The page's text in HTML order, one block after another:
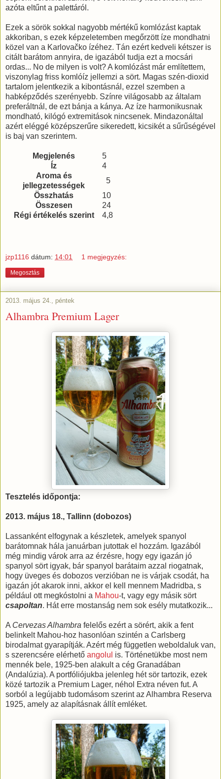
azóta eltűnt a palettáról.
Ezek a sörök sokkal nagyobb mértékű komlózást kaptak
akkoriban, s ezek képzeletemben megőrzött íze mondhatni
közel van a Karlovačko ízéhez. Tán ezért kedveli kétszer is
citált barátom annyira, de igazából tudja ezt a mocsári
ordas... No de milyen is volt? A komlózást már említettem,
viszonylag friss komlóíz jellemzi a sört. Magas szén-dioxid
tartalom jelentkezik a kibontásnál, ezzel szemben a
habképződés szerényebb. Színre világosabb az általam
preferáltnál, de ezt bánja a kánya. Az íze harmonikusnak
mondható, kilógó extremitások nincsenek. Mindazonáltal
azért eléggé középszerűre sikeredett, kicsikét a sűrűségével
is baj van szerintem.
Megjelenés
5
Íz
4
Aroma és
jellegzetességek
5
Összhatás
10
Összesen
24
Régi értékelés szerint
4,8
jzp1116 dátum: 14:01 1 megjegyzés:
Megosztás
2013. május 24., péntek
Alhambra Premium Lager
Tesztelés időpontja:
2013. május 18., Tallinn (dobozos)
Lassanként elfogynak a készletek, amelyek spanyol
barátomnak hála januárban jutottak el hozzám. Igazából
még mindig várok arra az érzésre, hogy egy igazán jó
spanyol sört igyak, bár spanyol barátaim azzal riogatnak,
hogy üveges és dobozos verzióban ne is várjak csodát, ha
igazán jót akarok inni, akkor el kell mennem Madridba, s
például ott megkóstolni a Mahou-t, vagy egy másik sört
csapoltan. Hát erre mostanság nem sok esély mutatkozik...
A Cervezas Alhambra felelős ezért a sörért, akik a fent
belinkelt Mahou-hoz hasonlóan szintén a Carlsberg
birodalmat gyarapítják. Azért még független weboldaluk van,
s szerencsére elérhető angolul is. Történetükbe most nem
mennék bele, 1925-ben alakult a cég Granadában
(Andalúzia). A portfóliójukba jelenleg hét sör tartozik, ezek
közé tartozik a Premium Lager, néhol Extra néven fut. A
sorból a legújabb tudomásom szerint az Alhambra Reserva
1925, amely az alapításnak állít emléket.